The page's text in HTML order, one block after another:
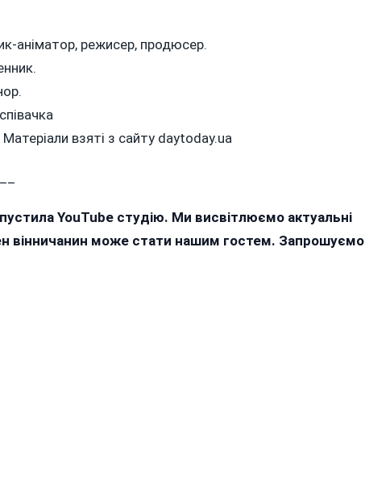
аніматор, режисер, продюсер.
взяті з сайту daytoday.ua
YouTube студію. Ми висвітлюємо актуальні
вінничанин може стати нашим гостем. Запрошуємо